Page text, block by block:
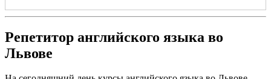
Репетитор английского языка во
Львове